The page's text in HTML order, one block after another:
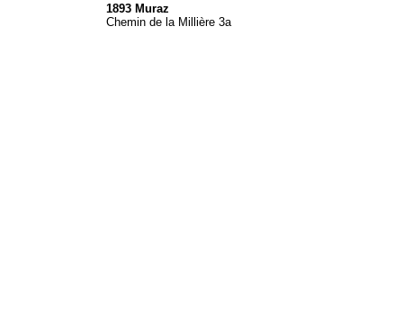
1893 Muraz
Chemin de la Millière 3a